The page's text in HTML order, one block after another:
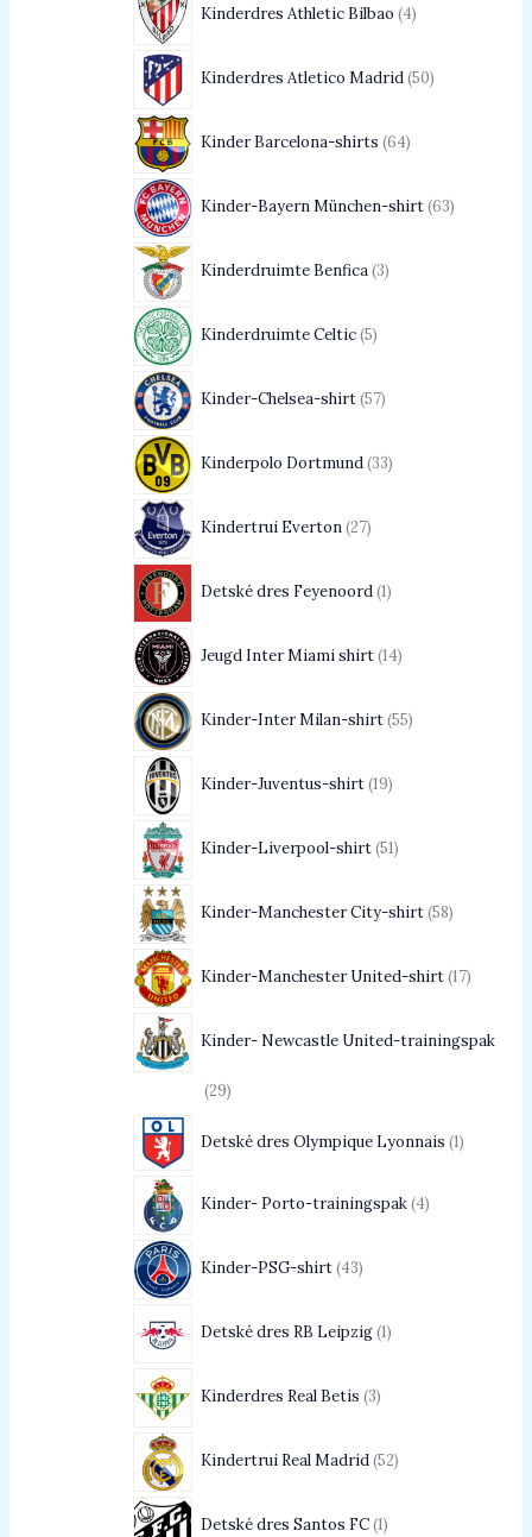
Kinderdres Athletic Bilbao 4
Kinderdres Atletico Madrid 50
Kinder Barcelona-shirts 64
Kinder-Bayern München-shirt 63
Kinderdruimte Benfica 3
Kinderdruimte Celtic 5
Kinder-Chelsea-shirt 57
Kinderpolo Dortmund 33
Kindertrui Everton 27
Detské dres Feyenoord 1
Jeugd Inter Miami shirt 14
Kinder-Inter Milan-shirt 55
Kinder-Juventus-shirt 19
Kinder-Liverpool-shirt 51
Kinder-Manchester City-shirt 58
Kinder-Manchester United-shirt 17
Kinder- Newcastle United-trainingspak
29
Detské dres Olympique Lyonnais 1
Kinder- Porto-trainingspak 4
Kinder-PSG-shirt 43
Detské dres RB Leipzig 1
Kinderdres Real Betis 3
Kindertrui Real Madrid 52
Detské dres Santos FC 1